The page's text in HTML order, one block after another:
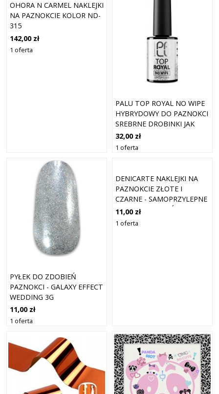
OHORA N CARMEL NAKLEJKI
NA PAZNOKCIE KOLOR ND-
315
142,00 zł
1 oferta
PALU TOP ROYAL NO WIPE
HYBRYDOWY DO PAZNOKCI
SREBRNE DROBINKI JAK
PYŁEK 11G
32,00 zł
1 oferta
PYŁEK DO ZDOBIEŃ
PAZNOKCI - GALAXY EFFECT
WEDDING 3G
11,00 zł
1 oferta
DENICARTE NAKLEJKI NA
PAZNOKCIE ZŁOTE I
CZARNE - SAMOPRZYLEPNE
DEKORACYJNE LIŚCIE
11,00 zł
1 oferta